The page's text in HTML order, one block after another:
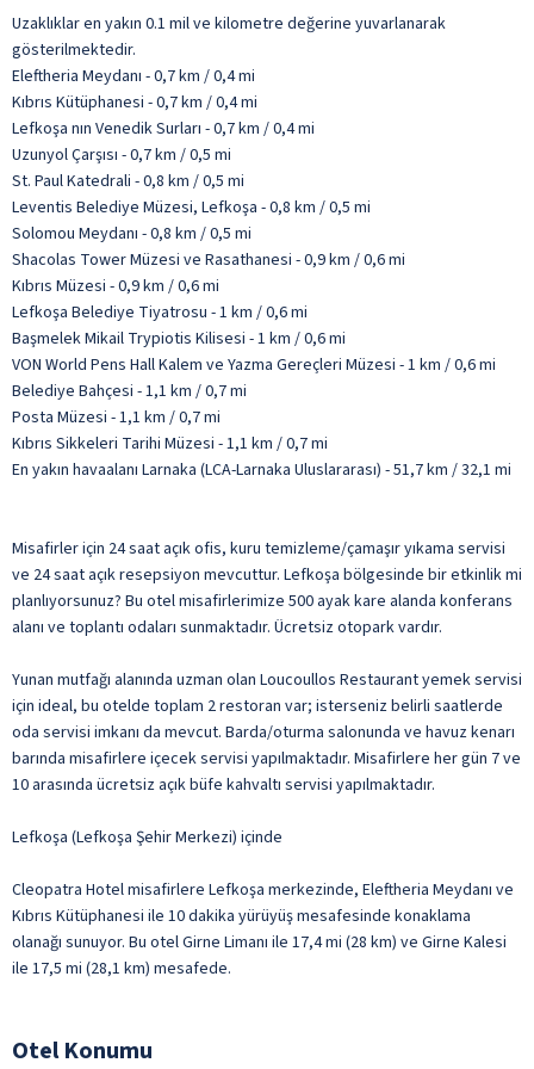
Uzaklıklar en yakın 0.1 mil ve kilometre değerine yuvarlanarak
gösterilmektedir.
Eleftheria Meydanı - 0,7 km / 0,4 mi
Kıbrıs Kütüphanesi - 0,7 km / 0,4 mi
Lefkoşa nın Venedik Surları - 0,7 km / 0,4 mi
Uzunyol Çarşısı - 0,7 km / 0,5 mi
St. Paul Katedrali - 0,8 km / 0,5 mi
Leventis Belediye Müzesi, Lefkoşa - 0,8 km / 0,5 mi
Solomou Meydanı - 0,8 km / 0,5 mi
Shacolas Tower Müzesi ve Rasathanesi - 0,9 km / 0,6 mi
Kıbrıs Müzesi - 0,9 km / 0,6 mi
Lefkoşa Belediye Tiyatrosu - 1 km / 0,6 mi
Başmelek Mikail Trypiotis Kilisesi - 1 km / 0,6 mi
VON World Pens Hall Kalem ve Yazma Gereçleri Müzesi - 1 km / 0,6 mi
Belediye Bahçesi - 1,1 km / 0,7 mi
Posta Müzesi - 1,1 km / 0,7 mi
Kıbrıs Sikkeleri Tarihi Müzesi - 1,1 km / 0,7 mi
En yakın havaalanı Larnaka (LCA-Larnaka Uluslararası) - 51,7 km / 32,1 mi
Misafirler için 24 saat açık ofis, kuru temizleme/çamaşır yıkama servisi
ve 24 saat açık resepsiyon mevcuttur. Lefkoşa bölgesinde bir etkinlik mi
planlıyorsunuz? Bu otel misafirlerimize 500 ayak kare alanda konferans
alanı ve toplantı odaları sunmaktadır. Ücretsiz otopark vardır.
Yunan mutfağı alanında uzman olan Loucoullos Restaurant yemek servisi
için ideal, bu otelde toplam 2 restoran var; isterseniz belirli saatlerde
oda servisi imkanı da mevcut. Barda/oturma salonunda ve havuz kenarı
barında misafirlere içecek servisi yapılmaktadır. Misafirlere her gün 7 ve
10 arasında ücretsiz açık büfe kahvaltı servisi yapılmaktadır.
Lefkoşa (Lefkoşa Şehir Merkezi) içinde
Cleopatra Hotel misafirlere Lefkoşa merkezinde, Eleftheria Meydanı ve
Kıbrıs Kütüphanesi ile 10 dakika yürüyüş mesafesinde konaklama
olanağı sunuyor. Bu otel Girne Limanı ile 17,4 mi (28 km) ve Girne Kalesi
ile 17,5 mi (28,1 km) mesafede.
Otel Konumu